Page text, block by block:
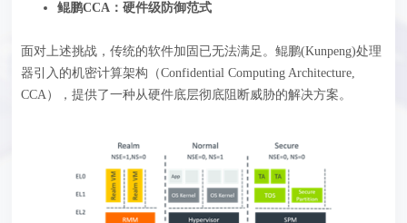
鲲鹏CCA：硬件级防御范式
面对上述挑战，传统的软件加固已无法满足。鲲鹏(Kunpeng)处理
器引入的机密计算架构（Confidential Computing Architecture,
CCA），提供了一种从硬件底层彻底阻断威胁的解决方案。